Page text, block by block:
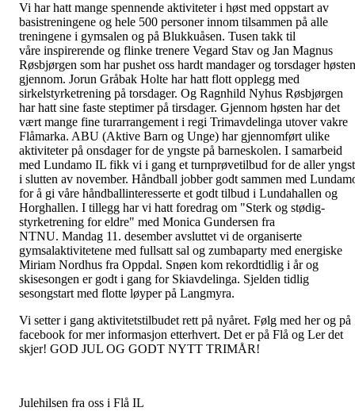
Vi har hatt mange spennende aktiviteter i høst med oppstart av
basistreningene og hele 500 personer innom tilsammen på alle
treningene i gymsalen og på Blukkuåsen. Tusen takk til
våre inspirerende og flinke trenere Vegard Stav og Jan Magnus
Røsbjørgen som har pushet oss hardt mandager og torsdager høsten
gjennom. Jorun Gråbak Holte har hatt flott opplegg med
sirkelstyrketrening på torsdager. Og Ragnhild Nyhus Røsbjørgen
har hatt sine faste steptimer på tirsdager. Gjennom høsten har det
vært mange fine turarrangement i regi Trimavdelinga utover vakre
Flåmarka. ABU (Aktive Barn og Unge) har gjennomført ulike
aktiviteter på onsdager for de yngste på barneskolen. I samarbeid
med Lundamo IL fikk vi i gang et turnprøvetilbud for de aller
i slutten av november. Håndball jobber godt sammen med
for å gi våre håndballinteresserte et godt tilbud i Lundahallen og
Horghallen. I tillegg har vi hatt foredrag om "Sterk og stødig-
styrketrening for eldre" med Monica Gundersen fra
NTNU. Mandag 11. desember avsluttet vi de organiserte
gymsalaktivitetene med fullsatt sal og zumbaparty med energiske
Miriam Nordhus fra Oppdal. Snøen kom rekordtidlig i år og
skisesongen er godt i gang for Skiavdelinga. Sjelden tidlig
sesongstart med flotte løyper på Langmyra.
Vi setter i gang aktivitetstilbudet rett på nyåret. Følg med her og på
facebook for mer informasjon etterhvert. Det er på Flå og Ler det
skjer! GOD JUL OG GODT NYTT TRIMÅR!
Julehilsen fra oss i Flå IL